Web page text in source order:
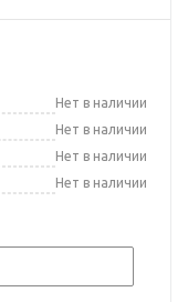
Нет в наличии
Нет в наличии
Нет в наличии
Нет в наличии